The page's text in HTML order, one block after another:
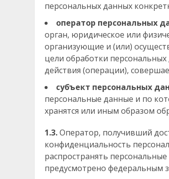
персональных данных
оператор персональных
орган, юридическое или
организующие и (или)
цели обработки
действия (операции),
субъект персональных
персональные данные и по
хранятся или иным образом
1.3.Оператор, получивший
конфиденциальность
распространять
предусмотрено федеральным